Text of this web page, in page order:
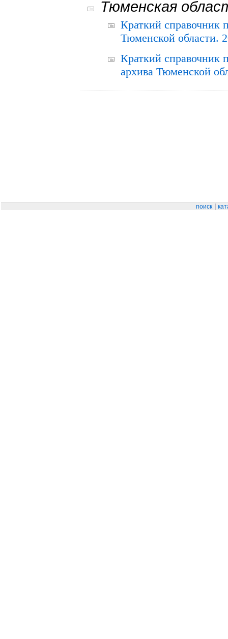
Тюменская
Краткий справочник
Тюменской области.
Краткий справочник
архива Тюменской
поиск